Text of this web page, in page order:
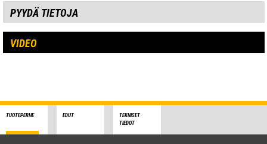
PYYDÄ TIETOJA
VIDEO
TUOTEPERHE EDUT
TEKNISET
TIEDOT